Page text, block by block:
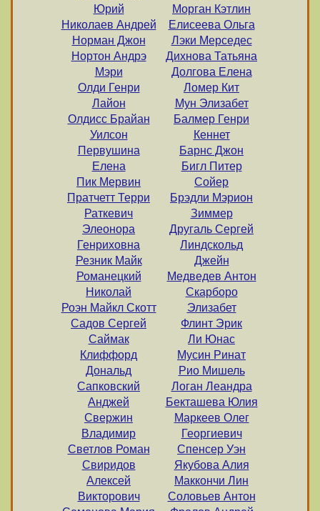
Юрий
Николаев Андрей
Норман Джон
Нортон Андрэ
Мэри
Олди Генри
Лайон
Олдисс Брайан
Уилсон
Первушина
Елена
Пик Мервин
Пратчетт Терри
Раткевич
Элеонора
Генриховна
Резник Майк
Романецкий
Николай
Роэн Майкл Скотт
Садов Сергей
Саймак
Клиффорд
Дональд
Сапковский
Анджей
Свержин
Владимир
Светлов Роман
Свиридов
Алексей
Викторович
Морган Кэтлин
Елисеева Ольга
Лэки Мерседес
Дихнова Татьяна
Долгова Елена
Ломер Кит
Мун Элизабет
Балмер Генри
Кеннет
Барнс Джон
Бигл Питер
Сойер
Брэдли Мэрион
Зиммер
Другаль Сергей
Линдскольд
Джейн
Медведев Антон
Скарборо
Элизабет
Флинт Эрик
Ли Юнас
Мусин Ринат
Рио Мишель
Логан Леандра
Бекташева Юлия
Маркеев Олег
Георгиевич
Спенсер Уэн
Якубова Алия
Маккончи Лин
Соловьев Антон